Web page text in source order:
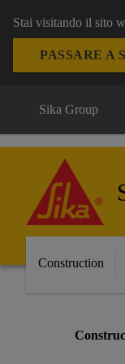
Stai visitando il sito
PASSARE A
Sika Group
Construction